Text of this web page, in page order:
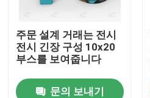
동영상
회사 소개
공장 투어
주문 설계 거래는 전시
전시 긴장 구성 10x20
부스를 보여줍니다
문의 보내기